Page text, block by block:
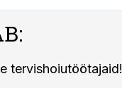
tervishoiutöötajaid!